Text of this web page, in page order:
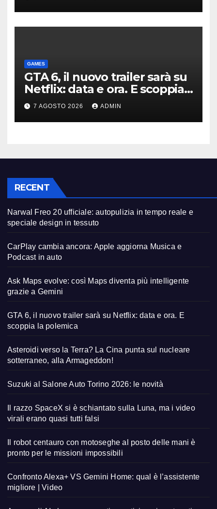
GAMES
GTA 6, il nuovo trailer sarà su
Netflix: data e ora. E scoppia
la polemica
7 AGOSTO 2026 ADMIN
RECENT
Narwal Freo 20 ufficiale: autopulizia in tempo reale e
speciale design in tessuto
CarPlay cambia ancora: Apple aggiorna Musica e
Podcast in auto
Ask Maps evolve: così Maps diventa più intelligente
grazie a Gemini
GTA 6, il nuovo trailer sarà su Netflix: data e ora. E
scoppia la polemica
Asteroidi verso la Terra? La Cina punta sul nucleare
sotterraneo, alla Armageddon!
Suzuki al Salone Auto Torino 2026: le novità
Il razzo SpaceX si è schiantato sulla Luna, ma i video
virali erano quasi tutti falsi
Il robot centauro con motoseghe al posto delle mani è
pronto per le missioni impossibili
Confronto Alexa+ VS Gemini Home: qual è l’assistente
migliore | Video